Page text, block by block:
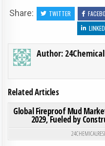
Share:
TWITTER
Author:
Related Articles
0 200
Global Fireproof Mud
2029, Fueled by